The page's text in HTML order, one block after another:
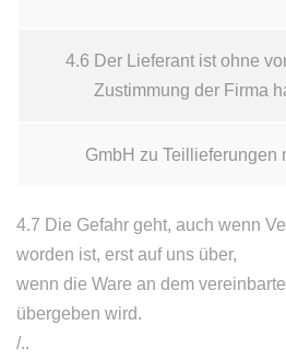
4.6 Der Lieferant ist ohne
Zustimmung der Firma
GmbH zu Teillieferungen
4.7 Die Gefahr geht, auch wenn
worden ist, erst auf uns über,
wenn die Ware an dem
übergeben wird.
/..